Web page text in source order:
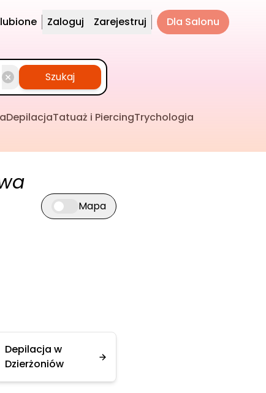
Zaloguj Zarejestruj Dla Salonu
Szukaj
DepilacjaTatuaż i PiercingTrychologia
Przełącz widok mapy
Mapa
Depilacja w
Dzierżoniów